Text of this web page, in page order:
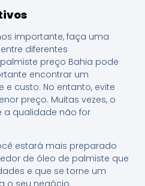
importante, faça uma
diferentes
preço Bahia pode
encontrar um
custo. No entanto, evite
preço. Muitas vezes, o
a qualidade não for
estará mais preparado
de óleo de palmiste que
e que se torne um